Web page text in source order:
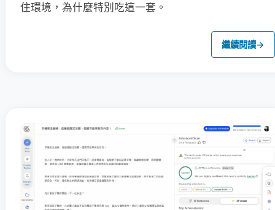
住環境，為什麼特別吃這一套。
繼續閱讀→